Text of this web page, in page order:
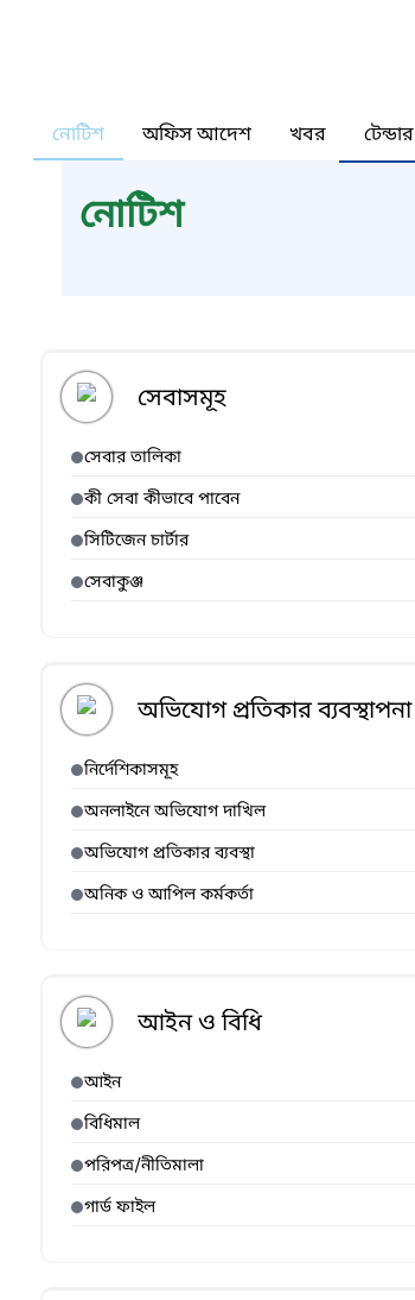
নোটিশ অফিস আদেশ খবর টেন্ডার
নোটিশ
সেবাসমূহ
সেবার তালিকা
কী সেবা কীভাবে পাবেন
সিটিজেন চার্টার
সেবাকুঞ্জ
অভিযোগ প্রতিকার ব্যবস্থাপনা
নির্দেশিকাসমূহ
অনলাইনে অভিযোগ দাখিল
অভিযোগ প্রতিকার ব্যবস্থা
অনিক ও আপিল কর্মকর্তা
আইন ও বিধি
আইন
বিধিমাল
পরিপত্র/নীতিমালা
গার্ড ফাইল